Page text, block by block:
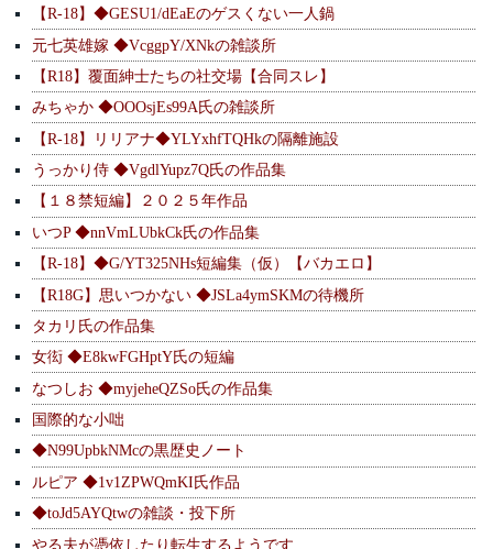
【R-18】◆GESU1/dEaEのゲスくない一人鍋
元七英雄嫁 ◆VcggpY/XNkの雑談所
【R18】覆面紳士たちの社交場【合同スレ】
みちゃか ◆OOOsjEs99A氏の雑談所
【R-18】リリアナ◆YLYxhfTQHkの隔離施設
うっかり侍 ◆VgdlYupz7Q氏の作品集
【１８禁短編】２０２５年作品
いつP ◆nnVmLUbkCk氏の作品集
【R-18】◆G/YT325NHs短編集（仮）【バカエロ】
【R18G】思いつかない ◆JSLa4ymSKMの待機所
タカリ氏の作品集
女衒 ◆E8kwFGHptY氏の短編
なつしお ◆myjeheQZSo氏の作品集
国際的な小咄
◆N99UpbkNMcの黒歴史ノート
ルピア ◆1v1ZPWQmKI氏作品
◆toJd5AYQtwの雑談・投下所
やる夫が憑依したり転生するようです